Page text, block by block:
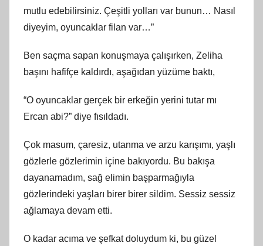
mutlu edebilirsiniz. Çeşitli yolları var bunun… Nasıl
diyeyim, oyuncaklar filan var…”
Ben saçma sapan konuşmaya çalışırken, Zeliha
başını hafifçe kaldırdı, aşağıdan yüzüme baktı,
“O oyuncaklar gerçek bir erkeğin yerini tutar mı
Ercan abi?” diye fısıldadı.
Çok masum, çaresiz, utanma ve arzu karışımı, yaşlı
gözlerle gözlerimin içine bakıyordu. Bu bakışa
dayanamadım, sağ elimin başparmağıyla
gözlerindeki yaşları birer birer sildim. Sessiz sessiz
ağlamaya devam etti.
O kadar acıma ve şefkat doluydum ki, bu güzel